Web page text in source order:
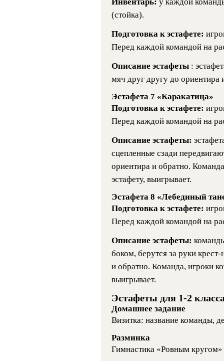
(стойка).
Подготовка к эстафете:
Перед каждой командой на
Описание эстафеты :
мяч друг другу до ориентира
Эстафета 7 «Каракатица»
Подготовка к эстафете:
Перед каждой командой на
Описание эстафеты:
сцепленные сзади
ориентира и обратно.
эстафету, выигрывает.
Эстафета 8 «Лебединый
Подготовка к эстафете:
Перед каждой командой на
Описание эстафеты:
боком, берутся за руки
и обратно. Команда, игроки
выигрывает.
Эстафеты для 1-2
Домашнее задание
Визитка: название команды,
Разминка
Гимнастика «Ровным кругом»